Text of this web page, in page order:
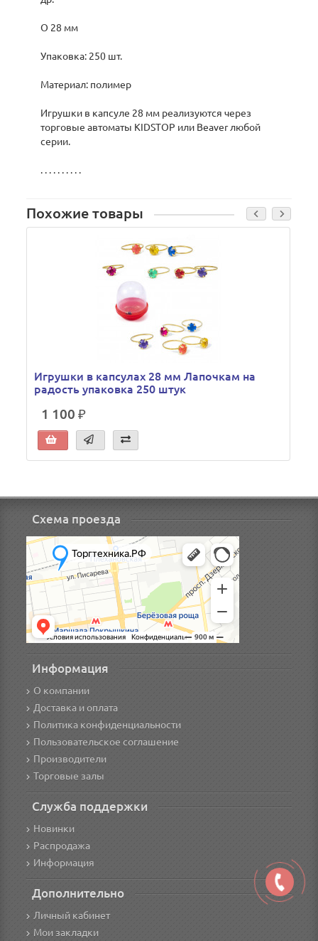
O 28 мм
Упаковка: 250 шт.
Материал: полимер
Игрушки в капсуле 28 мм реализуются через
торговые автоматы KIDSTOP или Beaver любой
серии.
. . . . . . . . . .
Похожие товары
Игрушки в капсулах 28 мм Лапочкам на
радость упаковка 250 штук
1 100 ₽
Схема проезда
Информация
О компании
Доставка и оплата
Политика конфиденциальности
Пользовательское соглашение
Производители
Торговые залы
Служба поддержки
Новинки
Распродажа
Информация
Дополнительно
Личный кабинет
Мои закладки